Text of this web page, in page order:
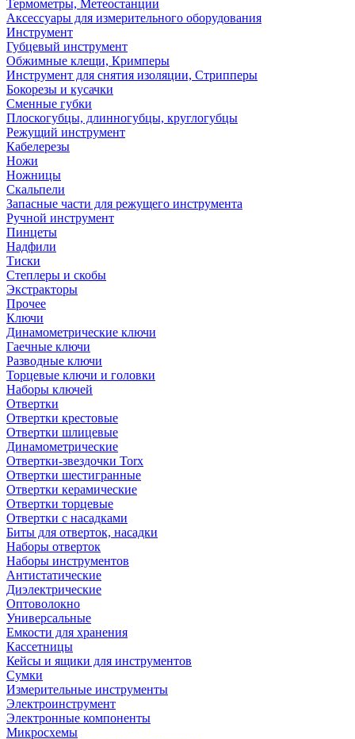
Термометры, Метеостанции
Аксессуары для измерительного оборудования
Инструмент
Губцевый инструмент
Обжимные клещи, Кримперы
Инструмент для снятия изоляции, Стрипперы
Бокорезы и кусачки
Сменные губки
Плоскогубцы, длинногубцы, круглогубцы
Режущий инструмент
Кабелерезы
Ножи
Ножницы
Скальпели
Запасные части для режущего инструмента
Ручной инструмент
Пинцеты
Надфили
Тиски
Степлеры и скобы
Экстракторы
Прочее
Ключи
Динамометрические ключи
Гаечные ключи
Разводные ключи
Торцевые ключи и головки
Наборы ключей
Отвертки
Отвертки крестовые
Отвертки шлицевые
Динамометрические
Отвертки-звездочки Torx
Отвертки шестигранные
Отвертки керамические
Отвертки торцевые
Отвертки с насадками
Биты для отверток, насадки
Наборы отверток
Наборы инструментов
Антистатические
Диэлектрические
Оптоволокно
Универсальные
Емкости для хранения
Кассетницы
Кейсы и ящики для инструментов
Сумки
Измерительные инструменты
Электроинструмент
Электронные компоненты
Микросхемы